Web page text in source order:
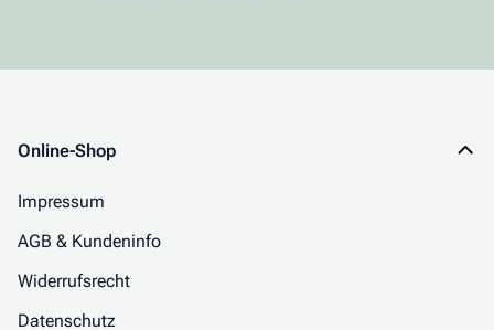
Online-Shop
Impressum
AGB & Kundeninfo
Widerrufsrecht
Datenschutz